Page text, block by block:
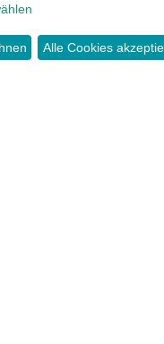
TEL.:
Alle Cookies